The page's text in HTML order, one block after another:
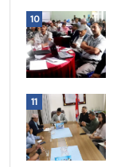
10
11